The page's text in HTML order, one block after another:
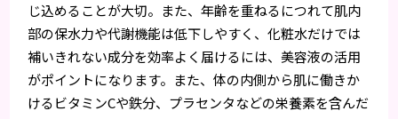
じ込めることが大切。また、年齢を重ねるにつれて肌内
部の保水力や代謝機能は低下しやすく、化粧水だけでは
補いきれない成分を効率よく届けるには、美容液の活用
がポイントになります。また、体の内側から肌に働きか
けるビタミンCや鉄分、プラセンタなどの栄養素を含んだ